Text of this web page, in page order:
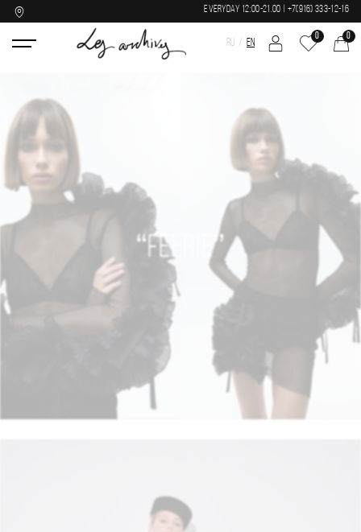
EVERYDAY 12:00-21.00 | +7(916) 333-12-16
RU EN
0 0
“FEERIE”